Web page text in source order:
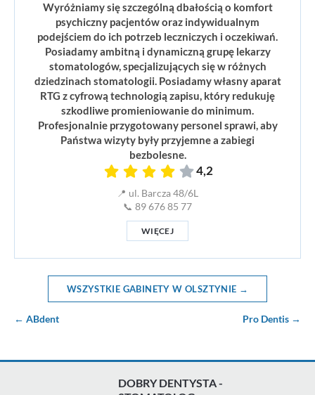
Wyróżniamy się szczególną dbałością o komfort
psychiczny pacjentów oraz indywidualnym
podejściem do ich potrzeb leczniczych i oczekiwań.
Posiadamy ambitną i dynamiczną grupę lekarzy
stomatologów, specjalizujących się w różnych
dziedzinach stomatologii. Posiadamy własny aparat
RTG z cyfrową technologią zapisu, który redukuję
szkodliwe promieniowanie do minimum.
Profesjonalnie przygotowany personel sprawi, aby
Państwa wizyty były przyjemne a zabiegi
bezbolesne.
4,2
📍 ul. Barcza 48/6L
📞 89 676 85 77
WIĘCEJ
WSZYSTKIE GABINETY W OLSZTYNIE →
← ABdent Pro Dentis →
DOBRY DENTYSTA -